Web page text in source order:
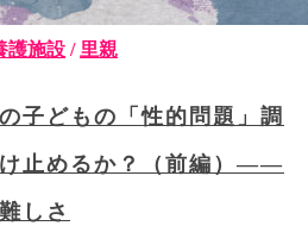
護施設 / 里親
子どもの「性的問題」調
止めるか？（前編）――
しさ